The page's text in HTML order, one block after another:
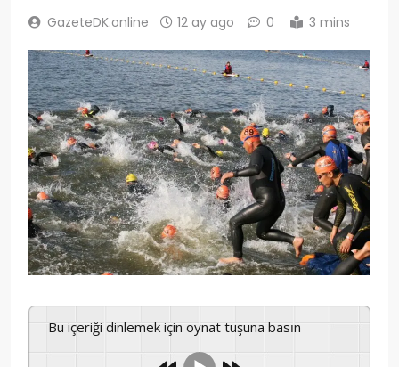
GazeteDK.online 12 ay ago 0 3 mins
Bu içeriği dinlemek için oynat tuşuna basın